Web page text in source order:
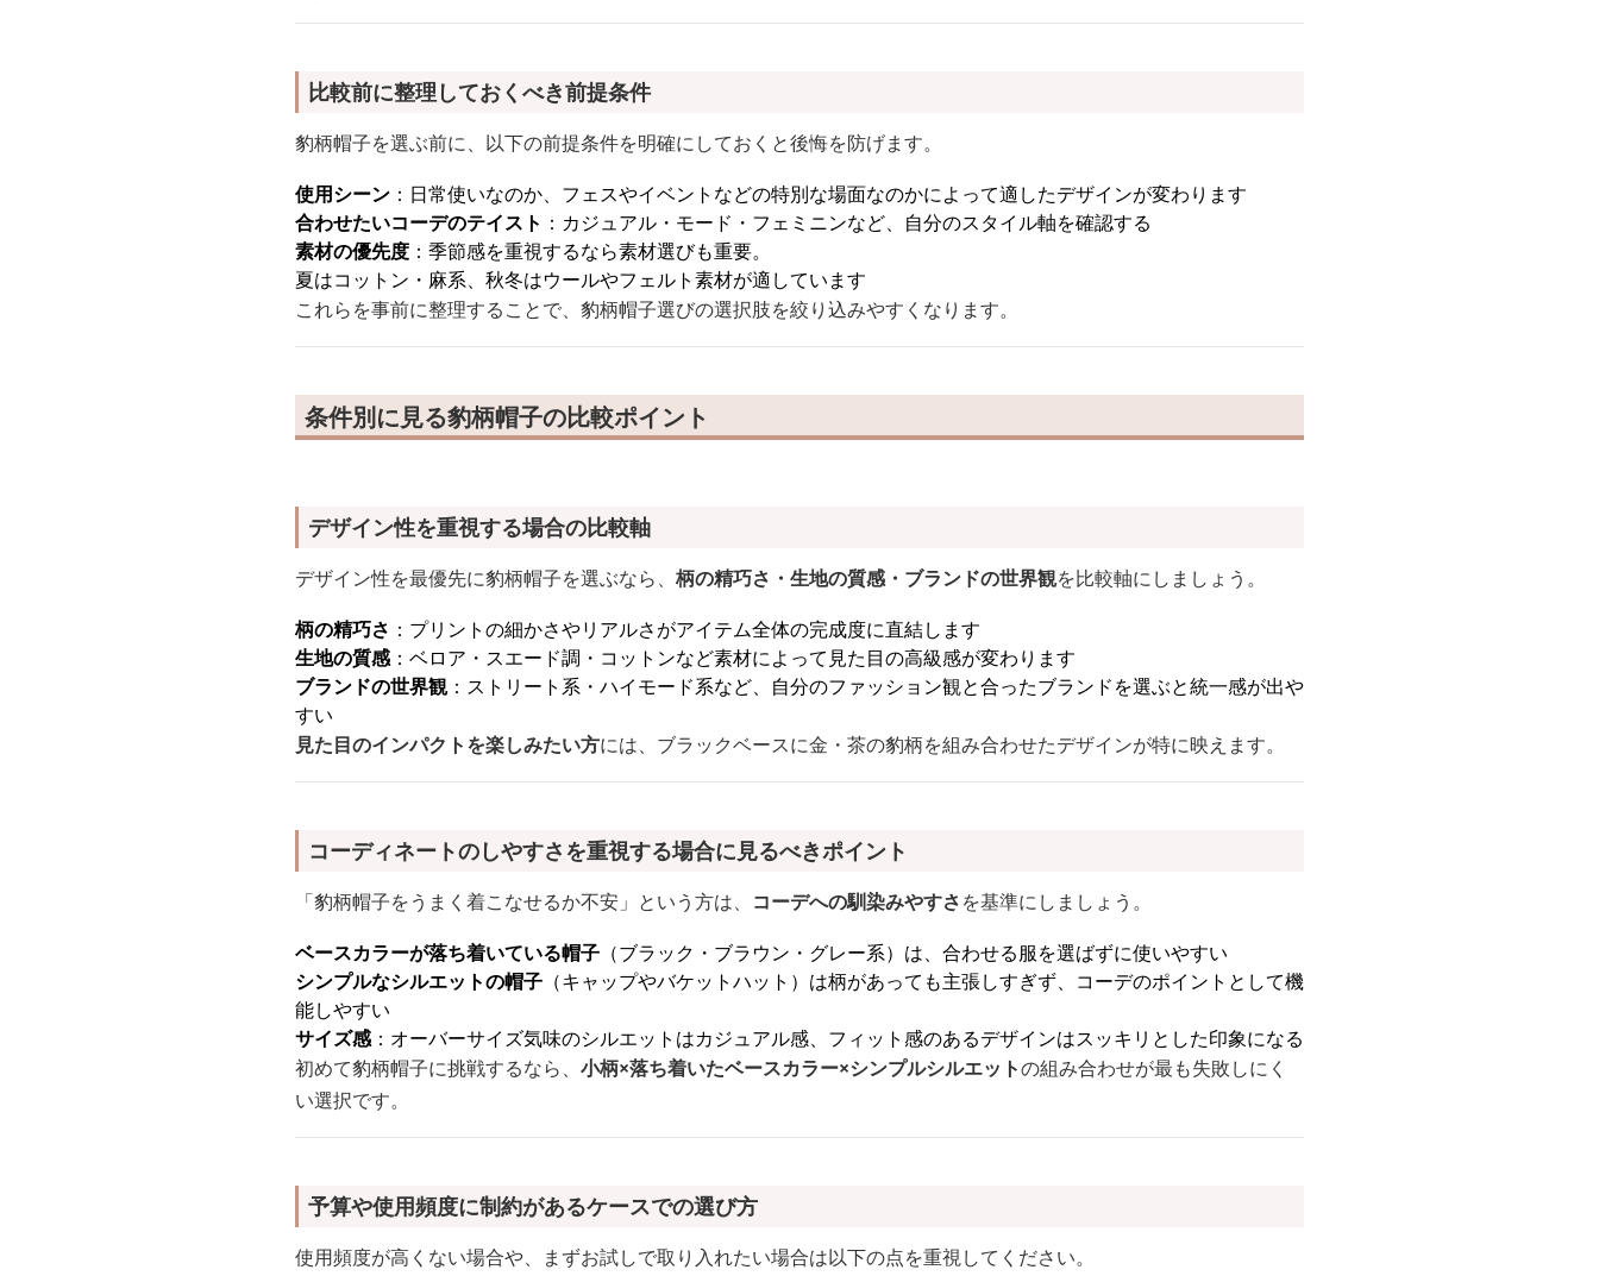
比較前に整理しておくべき前提条件
豹柄帽子を選ぶ前に、以下の前提条件を明確にしておくと後悔を防げます。
使用シーン ：日常使いなのか、フェスやイベントなどの特別な場面なのかによって適したデザインが変わります
合わせたいコーデのテイスト ：カジュアル・モード・フェミニンなど、自分のスタイル軸を確認する
素材の優先度 ：季節感を重視するなら素材選びも重要。
夏はコットン・麻系、秋冬はウールやフェルト素材が適しています
これらを事前に整理することで、豹柄帽子選びの選択肢を絞り込みやすくなります。
条件別に見る豹柄帽子の比較ポイント
デザイン性を重視する場合の比較軸
デザイン性を最優先に豹柄帽子を選ぶなら、 柄の精巧さ・生地の質感・ブランドの世界観を比較軸にしましょう。
柄の精巧さ ：プリントの細かさやリアルさがアイテム全体の完成度に直結します
生地の質感：ベロア・スエード調・コットンなど素材によって見た目の高級感が変わります
ブランドの世界観：ストリート系・ハイモード系など、自分のファッション観と合ったブランドを選ぶと統一感が出や
すい
見た目のインパクトを楽しみたい方には、ブラックベースに金・茶の豹柄を組み合わせたデザインが特に映えます。
コーディネートのしやすさを重視する場合に見るべきポイント
「豹柄帽子をうまく着こなせるか不安」という方は、 コーデへの馴染みやすさを基準にしましょう。
ベースカラーが落ち着いている帽子 （ブラック・ブラウン・グレー系）は、合わせる服を選ばずに使いやすい
シンプルなシルエットの帽子 （キャップやバケットハット）は柄があっても主張しすぎず、コーデのポイントとして機
能しやすい
サイズ感：オーバーサイズ気味のシルエットはカジュアル感、フィット感のあるデザインはスッキリとした印象になる
初めて豹柄帽子に挑戦するなら、 小柄×落ち着いたベースカラー×シンプルシルエットの組み合わせが最も失敗しにく
い選択です。
予算や使用頻度に制約があるケースでの選び方
使用頻度が高くない場合や、まずお試しで取り入れたい場合は以下の点を重視してください。